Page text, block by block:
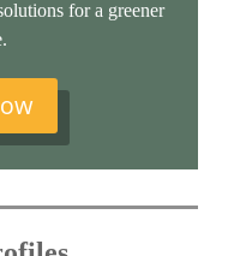
for a greener